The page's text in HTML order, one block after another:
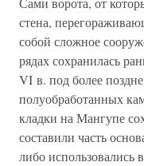
стена,
собой сложное
рядах сохранилась
VI в. под более
полуобработанных
кладки на Мангупе
составили часть
либо использовались